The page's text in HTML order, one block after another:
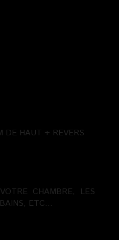
DE HAUT + REVERS
CHAMBRE, LES
ETC…